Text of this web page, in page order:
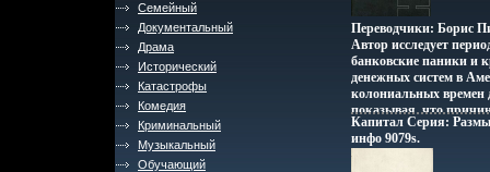
Семейный
Документальный
Драма
Исторический
Катастрофы
Комедия
Криминальный
Музыкальный
Обучающий
Переводчики: Борис
Автор исследует
банковские паники и
денежных систем в
колониальных времен
показывая, что
всебштцшх крупных
катастроф в
является
Капитал Серия:
инфо 9079s.